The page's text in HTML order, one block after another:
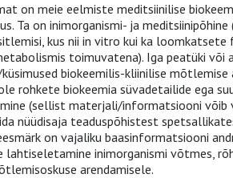
on meie eelmiste meditsiinilise
Ta on inimorganismi- ja
kus nii in vitro kui ka
toimuvatena). Iga peatüki või
biokeemilis-kliinilise mõtlemise
rohkete biokeemia süvadetailide ega
(sellist materjali/informatsiooni võib
nüüdisaja teaduspõhistest
on vajaliku baasinformatsiooni
lahtiseletamine inimorganismi võtmes,
arendamisele.